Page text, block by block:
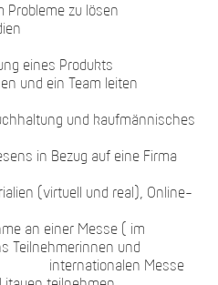
Probleme zu lösen
eines Produkts
und ein Team leiten
und kaufmännisches
in Bezug auf eine Firma
(virtuell und real), Online-
an einer Messe ( im
Teilnehmerinnen und
Messe